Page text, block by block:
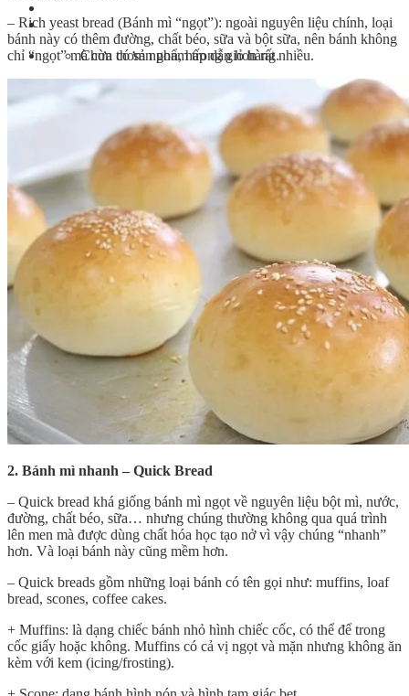
Chưa có sản phẩm trong giỏ hàng.
Chưa có sản phẩm trong giỏ hàng.
– Rich yeast bread (Bánh mì “ngọt”): ngoài nguyên liệu chính, loại
bánh này có thêm đường, chất béo, sữa và bột sữa, nên bánh không
chỉ “ngọt” mà còn thơm ngon, hấp dẫn hơn rất nhiều.
2. Bánh mì nhanh – Quick Bread
– Quick bread khá giống bánh mì ngọt về nguyên liệu bột mì, nước,
đường, chất béo, sữa… nhưng chúng thường không qua quá trình
lên men mà được dùng chất hóa học tạo nở vì vậy chúng “nhanh”
hơn. Và loại bánh này cũng mềm hơn.
– Quick breads gồm những loại bánh có tên gọi như: muffins, loaf
bread, scones, coffee cakes.
+ Muffins: là dạng chiếc bánh nhỏ hình chiếc cốc, có thể để trong
cốc giấy hoặc không. Muffins có cả vị ngọt và mặn nhưng không ăn
kèm với kem (icing/frosting).